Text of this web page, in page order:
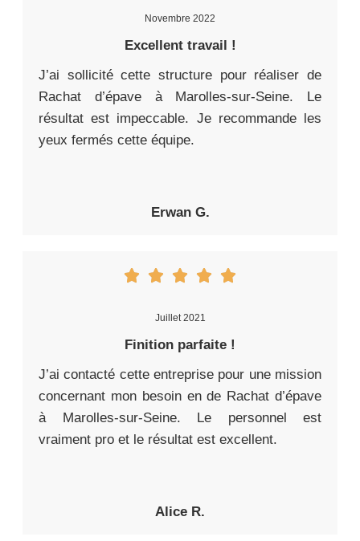
Novembre 2022
Excellent travail !
J’ai sollicité cette structure pour réaliser de
Rachat d’épave à Marolles-sur-Seine. Le
résultat est impeccable. Je recommande les
yeux fermés cette équipe.
Erwan G.
Juillet 2021
Finition parfaite !
J’ai contacté cette entreprise pour une mission
concernant mon besoin en de Rachat d’épave
à Marolles-sur-Seine. Le personnel est
vraiment pro et le résultat est excellent.
Alice R.